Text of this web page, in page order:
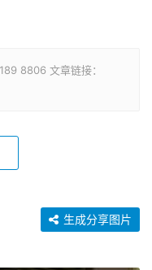
8806 文章链接：
生成分享图片